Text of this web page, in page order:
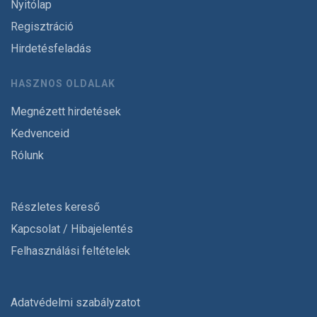
Nyitólap
Regisztráció
Hirdetésfeladás
HASZNOS OLDALAK
Megnézett hirdetések
Kedvenceid
Rólunk
Részletes kereső
Kapcsolat / Hibajelentés
Felhasználási feltételek
Adatvédelmi szabályzatot